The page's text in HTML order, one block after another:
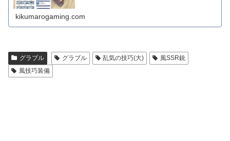
kikumarogaming.com
グラブル グラブル 乱気の技巧(大)
風SSR銃
風技巧装備